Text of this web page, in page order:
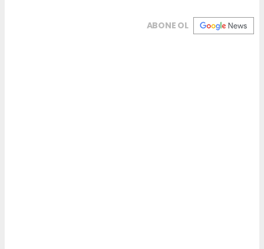
ABONE OL